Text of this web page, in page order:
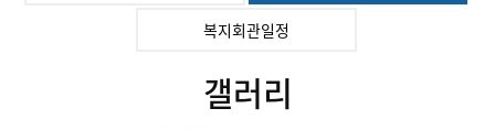
복지회관일정
갤러리